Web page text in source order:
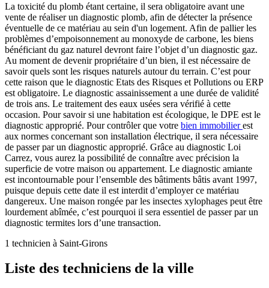
La toxicité du plomb étant certaine, il sera obligatoire avant une
vente de réaliser un diagnostic plomb, afin de détecter la présence
éventuelle de ce matériau au sein d'un logement. Afin de pallier les
problèmes d’empoisonnement au monoxyde de carbone, les biens
bénéficiant du gaz naturel devront faire l’objet d’un diagnostic gaz.
Au moment de devenir propriétaire d’un bien, il est nécessaire de
savoir quels sont les risques naturels autour du terrain. C’est pour
cette raison que le diagnostic Etats des Risques et Pollutions ou ERP
est obligatoire. Le diagnostic assainissement a une durée de validité
de trois ans. Le traitement des eaux usées sera vérifié à cette
occasion. Pour savoir si une habitation est écologique, le DPE est le
diagnostic approprié. Pour contrôler que votre bien immobilierest
aux normes concernant son installation électrique, il sera nécessaire
de passer par un diagnostic approprié. Grâce au diagnostic Loi
Carrez, vous aurez la possibilité de connaître avec précision la
superficie de votre maison ou appartement. Le diagnostic amiante
est incontournable pour l’ensemble des bâtiments bâtis avant 1997,
puisque depuis cette date il est interdit d’employer ce matériau
dangereux. Une maison rongée par les insectes xylophages peut être
lourdement abîmée, c’est pourquoi il sera essentiel de passer par un
diagnostic termites lors d’une transaction.
1 technicien à Saint-Girons
Liste des techniciens de la ville